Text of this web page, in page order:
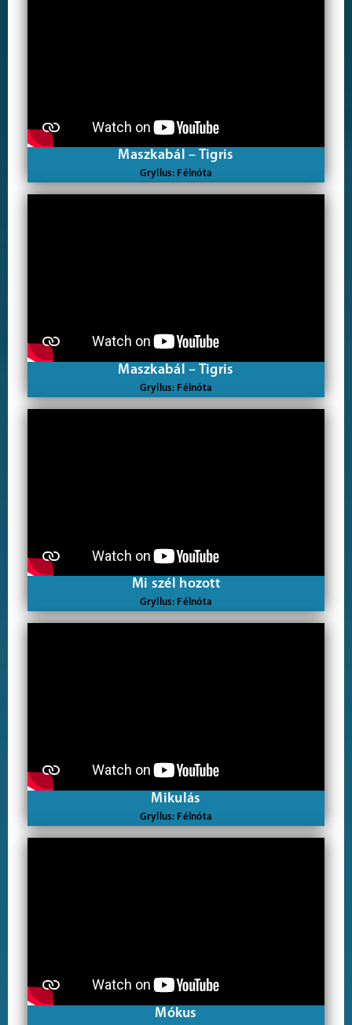
Maszkabál – Tigris
Gryllus: Félnóta
Maszkabál – Tigris
Gryllus: Félnóta
Mi szél hozott
Gryllus: Félnóta
Mikulás
Gryllus: Félnóta
Mókus